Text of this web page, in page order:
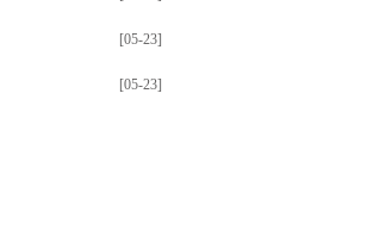
[05-23]
[05-23]